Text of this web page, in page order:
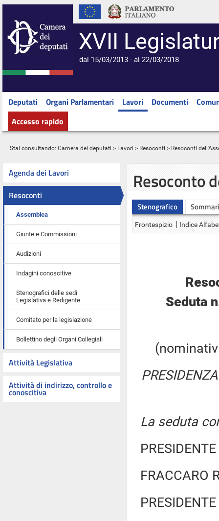
XVII
dal 15/03/2013 - al 22/03/2018
Deputati Organi Parlamentari Lavori Documenti
Accesso rapido
Stai consultando: Camera dei deputati > Lavori > Resoconti > Resoconti
Agenda dei Lavori
Resoconti
Assemblea
Giunte e Commissioni
Audizioni
Indagini conoscitive
Stenografici delle sedi
Legislativa e Redigente
Comitato per la legislazione
Bollettino degli Organi Collegiali
Attività Legislativa
Attività di indirizzo, controllo e
conoscitiva
Resoconto
Stenografico
Frontespizio Indice
Seduta
La seduta
FRACCARO